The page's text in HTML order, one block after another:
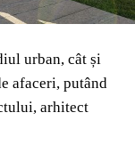
urban, cât și
afaceri, putând
arhitect